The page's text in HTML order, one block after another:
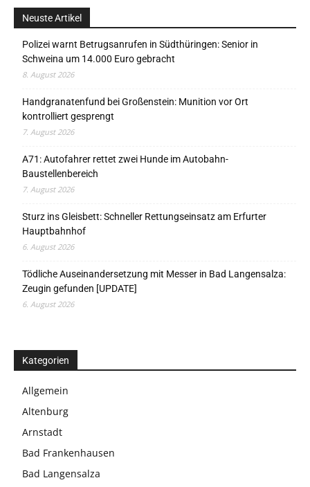
Neuste Artikel
Polizei warnt Betrugsanrufen in Südthüringen: Senior in
Schweina um 14.000 Euro gebracht
8. August 2026
Handgranatenfund bei Großenstein: Munition vor Ort
kontrolliert gesprengt
7. August 2026
A71: Autofahrer rettet zwei Hunde im Autobahn-
Baustellenbereich
7. August 2026
Sturz ins Gleisbett: Schneller Rettungseinsatz am Erfurter
Hauptbahnhof
6. August 2026
Tödliche Auseinandersetzung mit Messer in Bad Langensalza:
Zeugin gefunden [UPDATE]
6. August 2026
Kategorien
Allgemein
Altenburg
Arnstadt
Bad Frankenhausen
Bad Langensalza